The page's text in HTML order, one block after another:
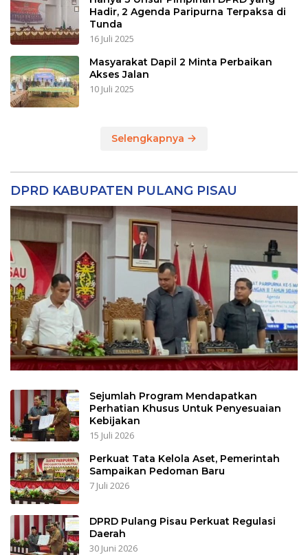
Hadir, 2 Agenda Paripurna Terpaksa di
Tunda
16 Juli 2025
Masyarakat Dapil 2 Minta Perbaikan
Akses Jalan
10 Juli 2025
Selengkapnya
DPRD KABUPATEN PULANG PISAU
Sejumlah Program Mendapatkan
Perhatian Khusus Untuk Penyesuaian
Kebijakan
15 Juli 2026
Perkuat Tata Kelola Aset, Pemerintah
Sampaikan Pedoman Baru
7 Juli 2026
DPRD Pulang Pisau Perkuat Regulasi
Daerah
30 Juni 2026